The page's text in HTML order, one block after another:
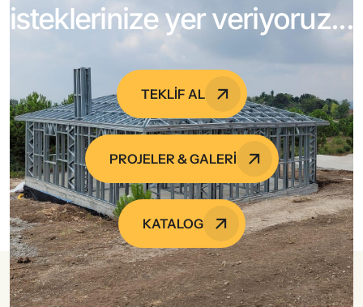
isteklerinize yer veriyoruz...
TEKLİF AL
PROJELER & GALERI
KATALOG